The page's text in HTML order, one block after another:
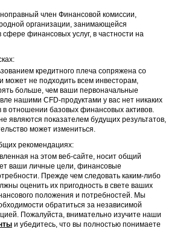
член Финансовой комиссии,
организации, занимающейся
финансовых услуг, в частности на
кредитного плеча сопряжена со
может не подходить всем инвесторам,
больше, чем ваши первоначальные
нашими CFD-продуктами у вас нет никаких
в отношении базовых финансовых активов.
являются показателем будущих результатов,
может измениться.
рекомендациях:
на этом веб-сайте, носит общий
ваши личные цели, финансовые
Прежде чем следовать каким-либо
оценить их пригодность в свете ваших
положения и потребностей. Мы
обратиться за независимой
Пожалуйста, внимательно изучите наши
и убедитесь, что вы полностью понимаете